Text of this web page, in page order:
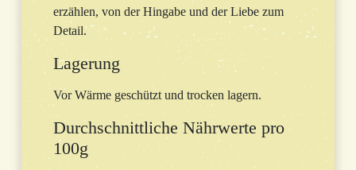
erzählen, von der Hingabe und der Liebe zum
Detail.
Lagerung
Vor Wärme geschützt und trocken lagern.
Durchschnittliche Nährwerte pro
100g